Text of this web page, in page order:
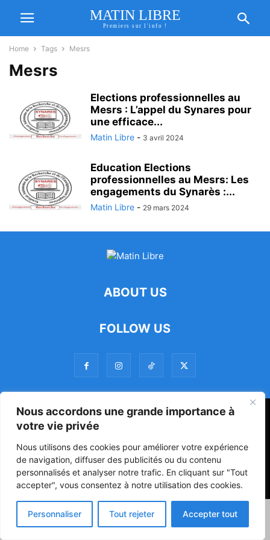
Nous accordons une grande importance à
votre vie privée
Nous utilisons des cookies pour améliorer votre expérience
de navigation, diffuser des publicités ou du contenu
personnalisés et analyser notre trafic. En cliquant sur "Tout
accepter", vous consentez à notre utilisation des cookies.
Personnaliser Tout rejeter Accepter tout
MATIN LIBRE
Premiers sur l'info !
Home Tags Mesrs
Mesrs
Elections professionnelles au
Mesrs : L’appel du Synares pour
une efficace...
Matin Libre - 3 avril 2024
Education Elections
professionnelles au Mesrs: Les
engagements du Synarès :...
Matin Libre - 29 mars 2024
ABOUT US
FOLLOW US
47ᵉ Assemblée Mondiale sur la Protection de la Vie Privée: Me
Luciano Hounkponou représente le Bénin à Séoul
Politique Société Culture
© Powered by digitXplus Francophone